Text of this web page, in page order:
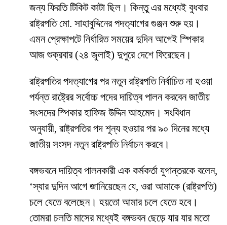
জন্য ফিরতি টিকিট কাটা ছিল। কিন্তু এর মধ্যেই বুধবার
রাষ্ট্রপতি মো. সাহাবুদ্দিনের পদত্যাগের গুঞ্জন শুরু হয়।
এমন প্রেক্ষাপটে নির্ধারিত সময়ের দুদিন আগেই স্পিকার
আজ শুক্রবার (২৪ জুলাই) দুপুরে দেশে ফিরেছেন।
রাষ্ট্রপতির পদত্যাগের পর নতুন রাষ্ট্রপতি নির্বাচিত না হওয়া
পর্যন্ত রাষ্ট্রের সর্বোচ্চ পদের দায়িত্ব পালন করবেন জাতীয়
সংসদের স্পিকার হাফিজ উদ্দিন আহমেদ। সংবিধান
অনুযায়ী, রাষ্ট্রপতির পদ শূন্য হওয়ার পর ৯০ দিনের মধ্যে
জাতীয় সংসদ নতুন রাষ্ট্রপতি নির্বাচন করবে।
বঙ্গভবনে দায়িত্ব পালনকারী এক কর্মকর্তা যুগান্তরকে বলেন,
‘স্যার দুদিন আগে জানিয়েছেন যে, ওরা আমাকে (রাষ্ট্রপতি)
চলে যেতে বলেছেন। হয়তো আমার চলে যেতে হবে।
তোমরা চলতি মাসের মধ্যেই বঙ্গভবন ছেড়ে যার যার মতো